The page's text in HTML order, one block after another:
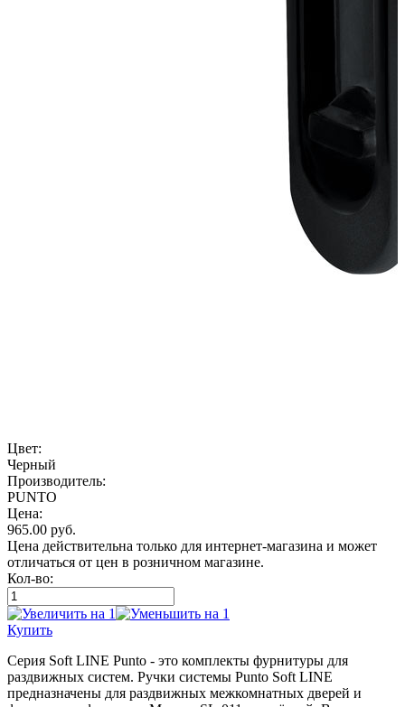
Цвет:
Черный
Производитель:
PUNTO
Цена:
965.00 руб.
Цена действительна только для интернет-магазина и может
отличаться от цен в розничном магазине.
Кол-во:
Купить
Серия Soft LINE Punto - это комплекты фурнитуры для
раздвижных систем. Ручки системы Punto Soft LINE
предназначены для раздвижных межкомнатных дверей и